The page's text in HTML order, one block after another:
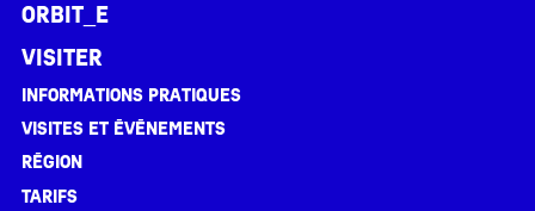
ORBIT_E
Visiter
Informations pratiques
Visites et événements
Région
Tarifs